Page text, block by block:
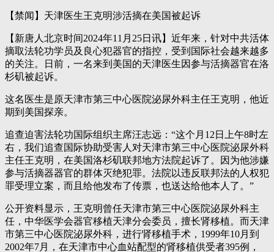
【禁闻】天津医生王克明涉活摘在美国被起诉
【新唐人北京时间2024年11月25日讯】近年来，针对中共活体
摘取法轮功学员及良心犯器官的指控，受到国际社会越来越多
的关注。日前，一名来到美国的天津医生因参与活摘器官在洛
杉矶被起诉。
这名医生是原天津市第三中心医院泌尿外科主任王克明，他近
期到美国探亲。
追查迫害法轮功国际组织主席汪志远：“这个月12日上午8时左
右，我们追查国际协助受害人对天津市第三中心医院泌尿外科
主任王克明，在美国洛杉矶联邦地方法院起诉了。因为他涉嫌
参与活摘器器官的群体灭绝犯罪。法院以违反联邦法的人权犯
罪受理立案，而且给他发布了传票，也送达给他本人了。”
公开资料显示，王克明曾任天津市第三中心医院泌尿外科主
任，中华医学会器官移植天津分会委员，擅长肾移植。而天津
市第三中心医院泌尿外科，进行肾移植手术，1999年10月到
2002年7月，在天津市中心血站配型的肾移植供受者395例，